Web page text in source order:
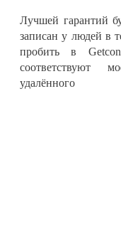
Лучшей гарантий
записан у людей в
пробить в
соответствуют
удалённого